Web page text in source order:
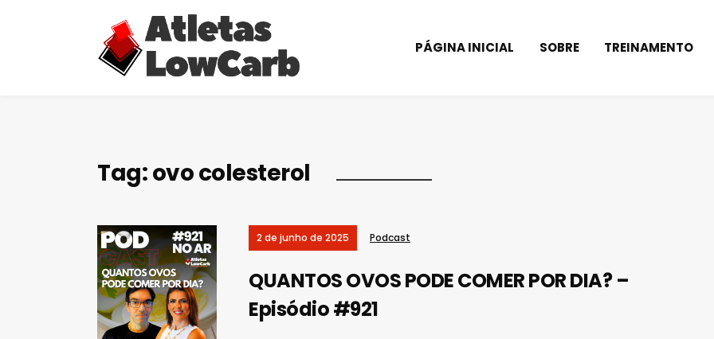
PÁGINA INICIAL SOBRE TREINAMENTO
Tag:ovo colesterol
2 de junho de 2025 Podcast
QUANTOS OVOS PODE COMER POR DIA? –
Episódio #921